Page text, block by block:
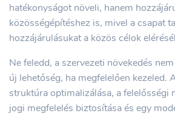
hatékonyságot növeli, hanem
közösségépítéshez is, mivel a csapat
hozzájárulásukat a közös célok
Ne feledd, a szervezeti növekedés
új lehetőség, ha megfelelően kezeled.
struktúra optimalizálása, a felelősségi
jogi megfelelés biztosítása és egy